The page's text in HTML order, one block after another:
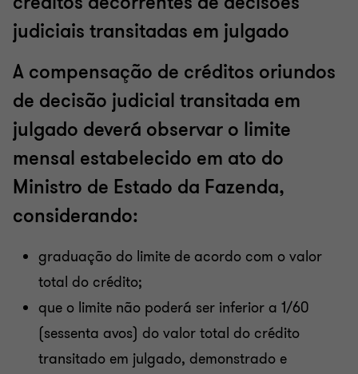
judiciais transitadas em julgado
A compensação de créditos oriundos
de decisão judicial transitada em
julgado deverá observar o limite
mensal estabelecido em ato do
Ministro de Estado da Fazenda,
considerando:
graduação do limite de acordo com o valor
total do crédito;
que o limite não poderá ser inferior a 1/60
(sessenta avos) do valor total do crédito
transitado em julgado, demonstrado e